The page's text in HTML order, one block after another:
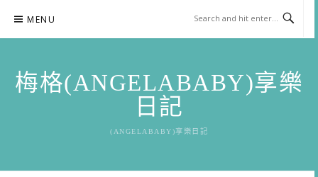
content
MENU
梅格(ANGELABABY)享樂
日記
(ANGELABABY)享樂日記